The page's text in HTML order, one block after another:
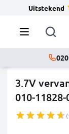
Uitstekend
3.7V
010-